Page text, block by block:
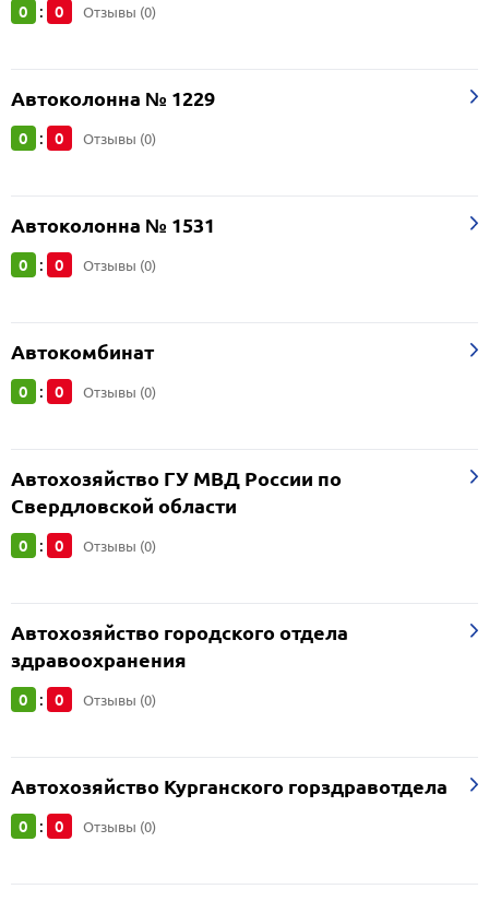
0 : 0 Отзывы (0)
Автоколонна № 1229
0 : 0 Отзывы (0)
Автоколонна № 1531
0 : 0 Отзывы (0)
Автокомбинат
0 : 0 Отзывы (0)
Автохозяйство ГУ МВД России по
Свердловской области
0 : 0 Отзывы (0)
Автохозяйство городского отдела
здравоохранения
0 : 0 Отзывы (0)
Автохозяйство Курганского горздравотдела
0 : 0 Отзывы (0)